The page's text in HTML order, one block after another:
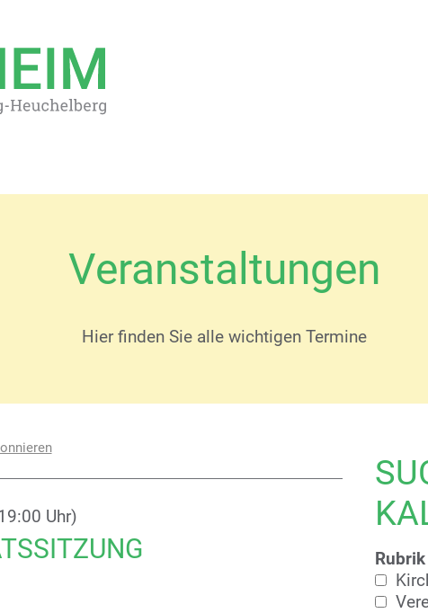
Veranstaltungen
Hier finden Sie alle wichtigen Termine
Uhr)